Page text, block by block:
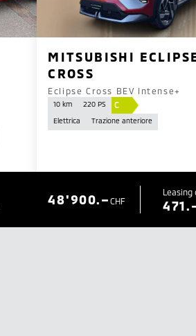
MITSUBISHI
CROSS
Eclipse Cross BEV Intense+
10 km 220 PS C
Elettrica Trazione anteriore
CHF
48'900.– Leasing